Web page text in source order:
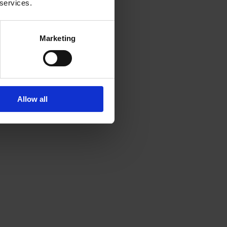
Marketing
Allow all